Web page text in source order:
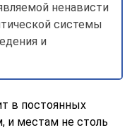
ненависти
системы
и
в постоянных
и местам не столь